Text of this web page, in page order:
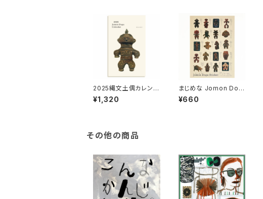
2025縄文土偶カレンダ
ー
¥1,320
まじめな Jomon Dog
u Sticker
¥660
その他の商品